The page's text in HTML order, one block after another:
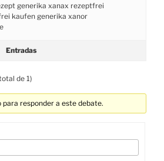
generika xanax rezeptfrei
kaufen generika xanor
Entradas
de 1)
responder a este debate.